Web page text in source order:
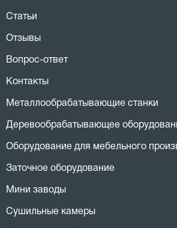
Статьи
Отзывы
Вопрос-ответ
Контакты
Металлообрабатывающие станки
Деревообрабатывающее
Оборудование для мебельного
Заточное оборудование
Мини заводы
Сушильные камеры